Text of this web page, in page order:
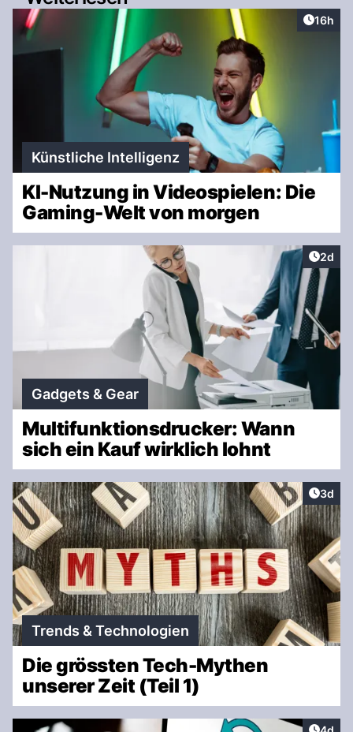
Artikel
16h
Künstliche Intelligenz
KI-Nutzung in Videospielen: Die
Gaming-Welt von morgen
2d
Gadgets & Gear
Multifunktionsdrucker: Wann
sich ein Kauf wirklich lohnt
3d
Trends & Technologien
Die grössten Tech-Mythen
unserer Zeit (Teil 1)